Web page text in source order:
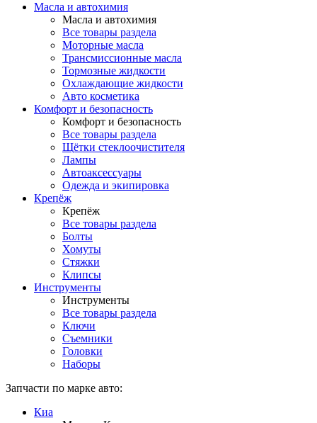
Масла и автохимия
Масла и автохимия
Все товары раздела
Моторные масла
Трансмиссионные масла
Тормозные жидкости
Охлаждающие жидкости
Авто косметика
Комфорт и безопасность
Комфорт и безопасность
Все товары раздела
Щётки стеклоочистителя
Лампы
Автоаксессуары
Одежда и экипировка
Крепёж
Крепёж
Все товары раздела
Болты
Хомуты
Стяжки
Клипсы
Инструменты
Инструменты
Все товары раздела
Ключи
Съемники
Головки
Наборы
Запчасти по марке авто:
Киа